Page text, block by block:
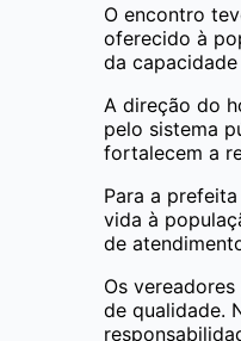
O encontro
oferecido à
da
A direção do
pelo sistema
fortalecem a
Para a
vida à
de
Os
de qualidade.